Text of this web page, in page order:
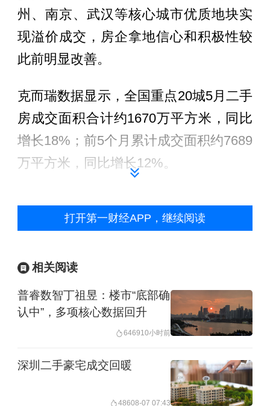
州、南京、武汉等核心城市优质地块实
现溢价成交，房企拿地信心和积极性较
此前明显改善。
克而瑞数据显示，全国重点20城5月二手
房成交面积合计约1670万平方米，同比
增长18%；前5个月累计成交面积约7689
万平方米，同比增长12%。
行业调整周期中最具韧性的板块之一，
上海单价“10万+”住宅市场曾长期保持高
热度，大量项目实现开盘即售罄，吸引
看，多数高端项目开盘后未能再现过去
打开第一财经APP，继续阅读
相关阅读
普睿数智丁祖昱：楼市“底部确
认中”，多项核心数据回升
646910小时前
深圳二手豪宅成交回暖
48608-07 07:43